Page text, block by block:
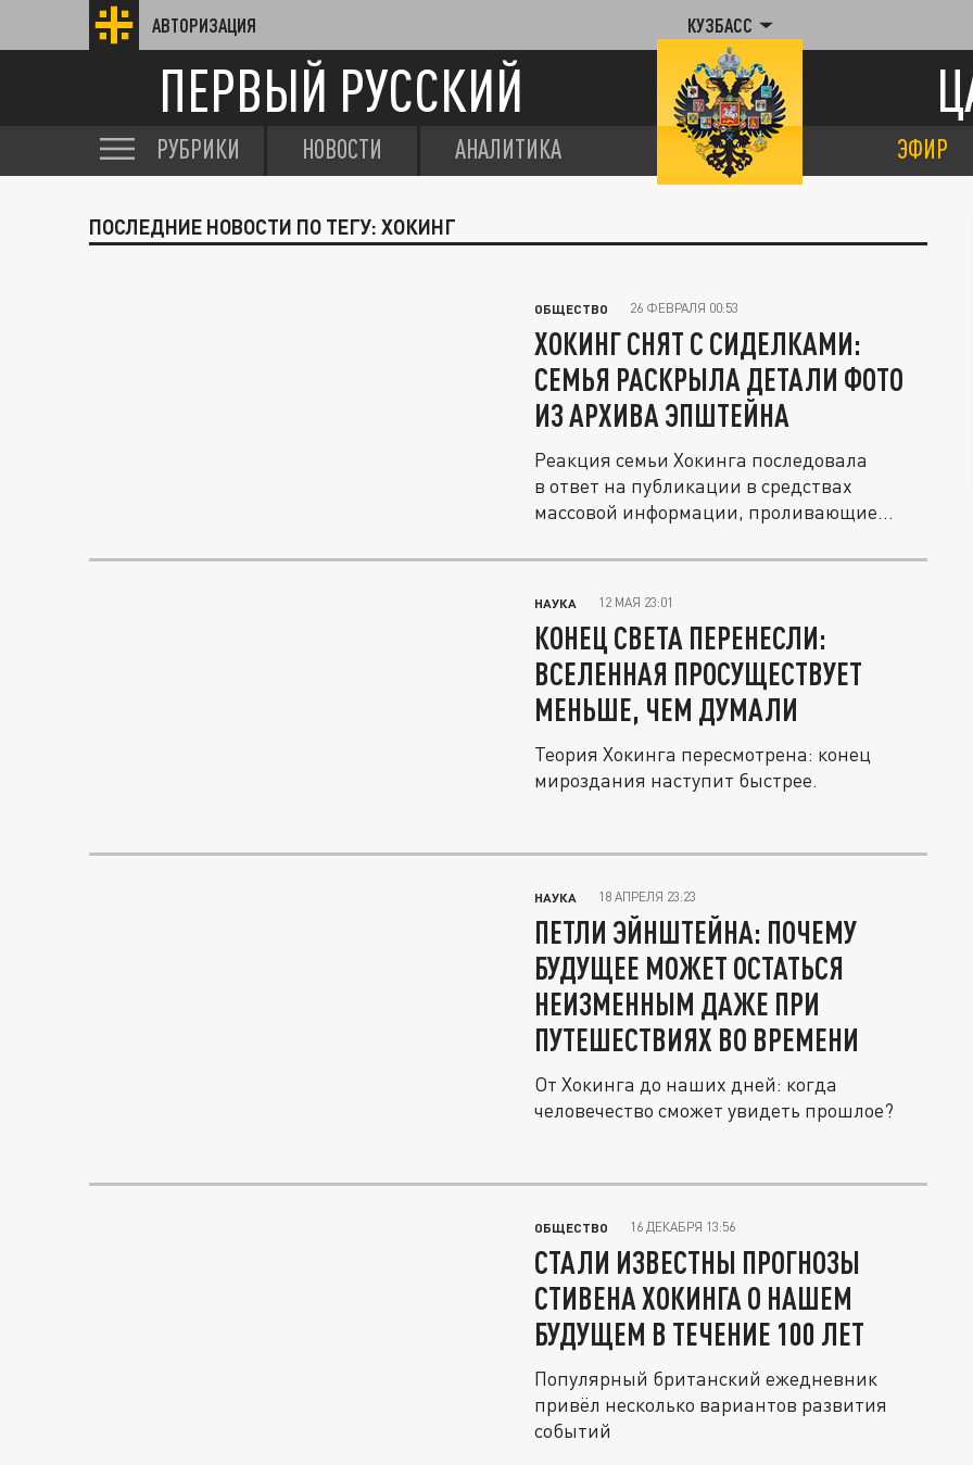
АВТОРИЗАЦИЯ КУЗБАСС
ПЕРВЫЙ РУССКИЙ
РУБРИКИ НОВОСТИ АНАЛИТИКА ЭФИР
ПОСЛЕДНИЕ НОВОСТИ ПО ТЕГУ: ХОКИНГ
ОБЩЕСТВО 26 ФЕВРАЛЯ 00:53
ХОКИНГ СНЯТ С СИДЕЛКАМИ:
СЕМЬЯ РАСКРЫЛА ДЕТАЛИ ФОТО
ИЗ АРХИВА ЭПШТЕЙНА
Реакция семьи Хокинга последовала
в ответ на публикации в средствах
массовой информации, проливающие
НАУКА 12 МАЯ 23:01
КОНЕЦ СВЕТА ПЕРЕНЕСЛИ:
ВСЕЛЕННАЯ ПРОСУЩЕСТВУЕТ
МЕНЬШЕ, ЧЕМ ДУМАЛИ
Теория Хокинга пересмотрена: конец
мироздания наступит быстрее.
НАУКА 18 АПРЕЛЯ 23:23
ПЕТЛИ ЭЙНШТЕЙНА: ПОЧЕМУ
БУДУЩЕЕ МОЖЕТ ОСТАТЬСЯ
НЕИЗМЕННЫМ ДАЖЕ ПРИ
ПУТЕШЕСТВИЯХ ВО ВРЕМЕНИ
От Хокинга до наших дней: когда
человечество сможет увидеть прошлое?
ОБЩЕСТВО 16 ДЕКАБРЯ 13:56
СТАЛИ ИЗВЕСТНЫ ПРОГНОЗЫ
СТИВЕНА ХОКИНГА О НАШЕМ
БУДУЩЕМ В ТЕЧЕНИЕ 100 ЛЕТ
Популярный британский ежедневник
привёл несколько вариантов развития
событий